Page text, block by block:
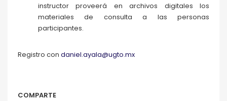
instructor proveerá en archivos digitales los
materiales de consulta a las personas
participantes.
Registro con daniel.ayala@ugto.mx
COMPARTE